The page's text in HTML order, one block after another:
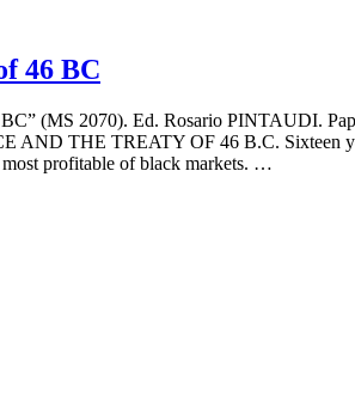
46 BC
(MS 2070). Ed. Rosario PINTAUDI.
THE TREATY OF 46 B.C. Sixteen
profitable of black markets. …